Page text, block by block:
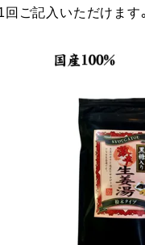
ご記入いただけます。